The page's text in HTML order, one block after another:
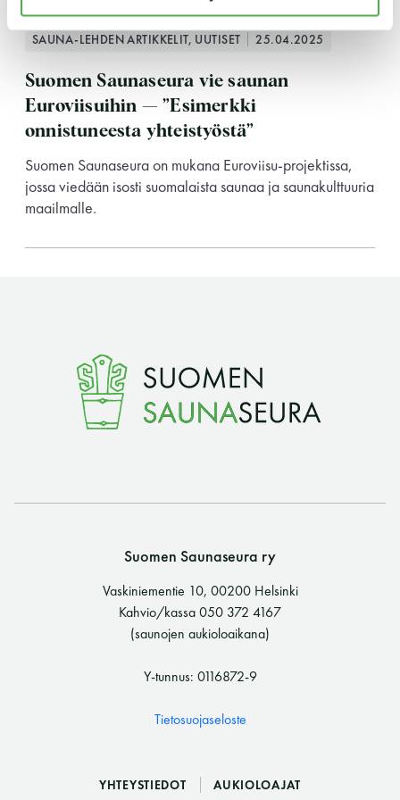
Y-tunnus: 0116872-9
Tietosuojaseloste
YHTEYSTIEDOT
Saunaseuran tarkoitus
saunaa ja edistämään sitä koskevaa tutkimusta.
LUE LISÄÄ
SAUNA-LEHDEN ARTIKKELIT, UUTISET 25.04.2025
Suomen Saunaseura vie saunan
Euroviisuihin — ”Esimerkki
onnistuneesta yhteistyöstä”
Suomen Saunaseura on mukana Euroviisu-projektissa,
jossa viedään isosti suomalaista saunaa ja saunakulttuuria
maailmalle.
Suomen Saunaseura ry
Vaskiniementie 10, 00200 Helsinki
Kahvio/kassa 050 372 4167
(saunojen aukioloaikana)
Y-tunnus: 0116872-9
Tietosuojaseloste
YHTEYSTIEDOT AUKIOLOAJAT